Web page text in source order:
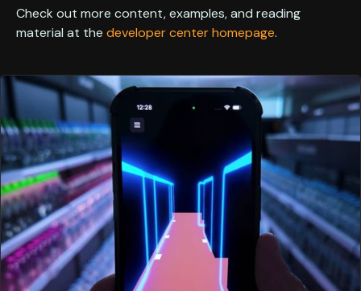
Check out more content, examples, and reading
material at the developer center homepage.